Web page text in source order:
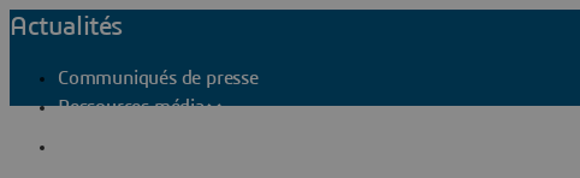
Actualités
Communiqués de presse
Ressources média